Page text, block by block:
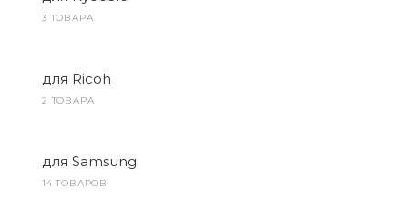
3 ТОВАРА
для Ricoh
2 ТОВАРА
для Samsung
14 ТОВАРОВ